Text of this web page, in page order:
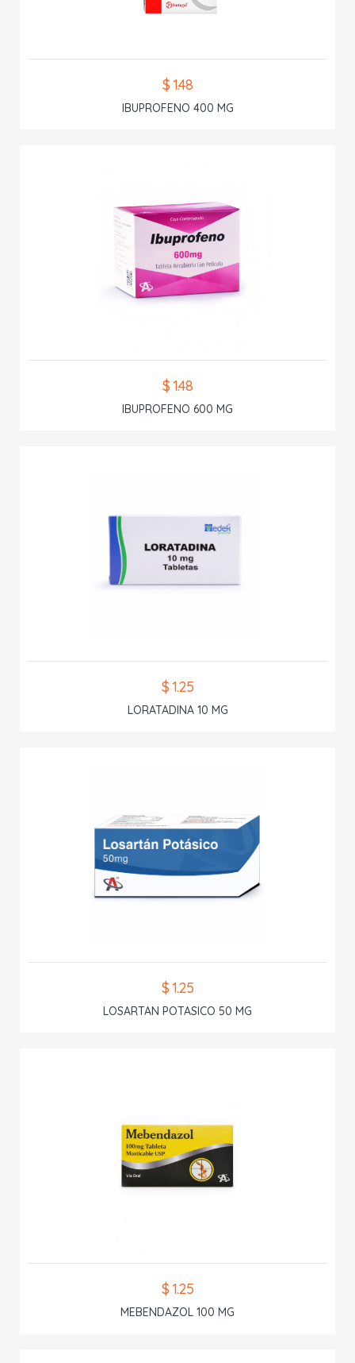
$ 1.48
IBUPROFENO 400 MG
$ 1.48
IBUPROFENO 600 MG
$ 1.25
LORATADINA 10 MG
$ 1.25
LOSARTAN POTASICO 50 MG
$ 1.25
MEBENDAZOL 100 MG